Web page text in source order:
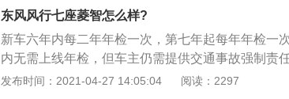
车门各有杯架和储物格。中央扶手箱带有USB接口
3、在安全性方面，风行M6标配博世ESP车身稳定
强度钢比例超过40%，加上前排双气囊+侧气囊、
力方面，搭载1.5T发动机，最大功率136马力，峰
配6速手动变速箱。
东风风行七座菱智怎么样?
新车六年内每二年年检一次，第七年起每年年检一
内无需上线年检，但车主仍需提供交通事故强制责
免征证明后；2、处理完交通违法、交通事故后，可
发布时间：2021-04-27 14:05:04 阅读：2297